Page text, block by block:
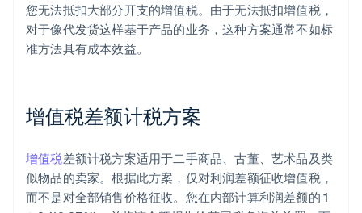
您无法抵扣大部分开支的增值税。由于无法抵扣增值税，
对于像代发货这样基于产品的业务，这种方案通常不如标
准方法具有成本效益。
增值税差额计税方案
增值税差额计税方案适用于二手商品、古董、艺术品及类
似物品的卖家。根据此方案，仅对利润差额征收增值税，
而不是对全部销售价格征收。您在内部计算利润差额的 1